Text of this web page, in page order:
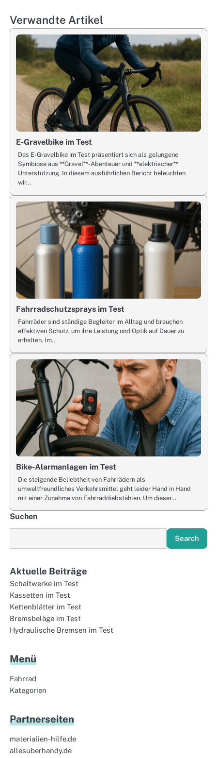
Verwandte Artikel
E-Gravelbike im Test
Das E-Gravelbike im Test präsentiert sich als gelungene
Symbiose aus **Gravel**-Abenteuer und **elektrischer**
Unterstützung. In diesem ausführlichen Bericht beleuchten
wir…
Fahrradschutzsprays im Test
Fahrräder sind ständige Begleiter im Alltag und brauchen
effektiven Schutz, um ihre Leistung und Optik auf Dauer zu
erhalten. Im…
Bike-Alarmanlagen im Test
Die steigende Beliebtheit von Fahrrädern als
umweltfreundliches Verkehrsmittel geht leider Hand in Hand
mit einer Zunahme von Fahrraddiebstählen. Um dieser…
Suchen
Search
Aktuelle Beiträge
Schaltwerke im Test
Kassetten im Test
Kettenblätter im Test
Bremsbeläge im Test
Hydraulische Bremsen im Test
Menü
Fahrrad
Kategorien
Partnerseiten
materialien-hilfe.de
allesuberhandy.de